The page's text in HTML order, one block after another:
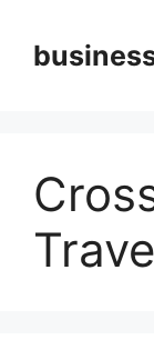
content